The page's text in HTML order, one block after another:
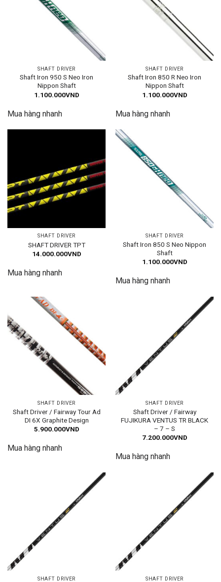
SHAFT DRIVER
Shaft Iron 950 S Neo Iron
Nippon Shaft
1.100.000VND
Mua hàng nhanh
SHAFT DRIVER
Shaft Iron 850 R Neo Iron
Nippon Shaft
1.100.000VND
Mua hàng nhanh
SHAFT DRIVER
SHAFT DRIVER TPT
14.000.000VND
Mua hàng nhanh
SHAFT DRIVER
Shaft Iron 850 S Neo Nippon
Shaft
1.100.000VND
Mua hàng nhanh
SHAFT DRIVER
Shaft Driver / Fairway Tour Ad
DI 6X Graphite Design
5.900.000VND
Mua hàng nhanh
SHAFT DRIVER
Shaft Driver / Fairway
FUJIKURA VENTUS TR BLACK
– 7 – S
7.200.000VND
Mua hàng nhanh
SHAFT DRIVER SHAFT DRIVER